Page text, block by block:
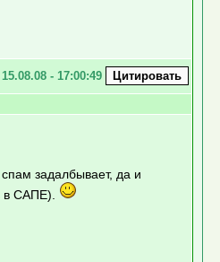
15.08.08 - 17:00:49
задалбывает, да и
в САПЕ).